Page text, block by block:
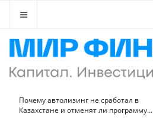
Почему автолизинг не сработал в
Казахстане и отменят ли программу...